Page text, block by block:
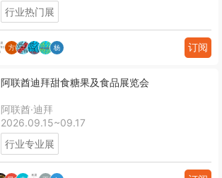
行业热门展
订阅
阿联酋迪拜甜食糖果及食品展览会
阿联酋·迪拜
2026.09.15~09.17
行业专业展